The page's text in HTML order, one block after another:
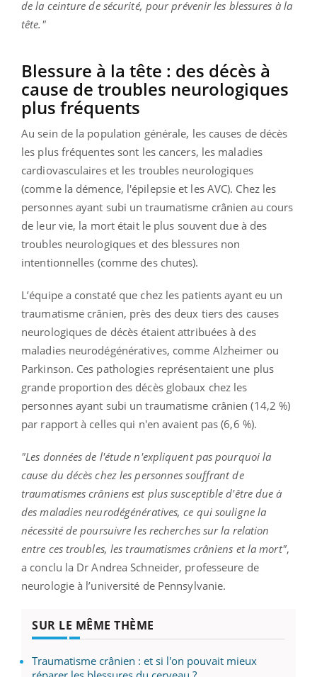
de la ceinture de sécurité, pour prévenir les blessures à la
tête."
Blessure à la tête : des décès à
cause de troubles neurologiques
plus fréquents
Au sein de la population générale, les causes de décès
les plus fréquentes sont les cancers, les maladies
cardiovasculaires et les troubles neurologiques
(comme la démence, l'épilepsie et les AVC). Chez les
personnes ayant subi un traumatisme crânien au cours
de leur vie, la mort était le plus souvent due à des
troubles neurologiques et des blessures non
intentionnelles (comme des chutes).
L’équipe a constaté que chez les patients ayant eu un
traumatisme crânien, près des deux tiers des causes
neurologiques de décès étaient attribuées à des
maladies neurodégénératives, comme Alzheimer ou
Parkinson. Ces pathologies représentaient une plus
grande proportion des décès globaux chez les
personnes ayant subi un traumatisme crânien (14,2 %)
par rapport à celles qui n'en avaient pas (6,6 %).
"Les données de l'étude n'expliquent pas pourquoi la
cause du décès chez les personnes souffrant de
traumatismes crâniens est plus susceptible d'être due à
des maladies neurodégénératives, ce qui souligne la
nécessité de poursuivre les recherches sur la relation
entre ces troubles, les traumatismes crâniens et la mort",
a conclu la Dr Andrea Schneider, professeure de
neurologie à l’université de Pennsylvanie.
SUR LE MÊME THÈME
Traumatisme crânien : et si l'on pouvait mieux